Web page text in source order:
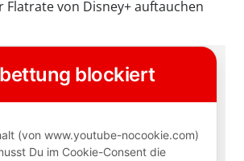
Flatrate von Disney+ auftauchen